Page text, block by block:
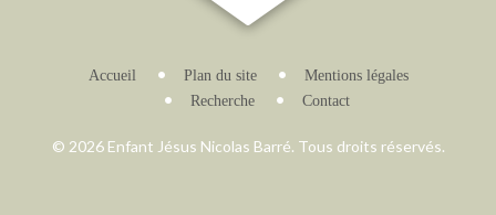
Accueil Plan du site
Mentions légales
Recherche
Contact
© 2026 Enfant Jésus Nicolas Barré. Tous droits réservés.